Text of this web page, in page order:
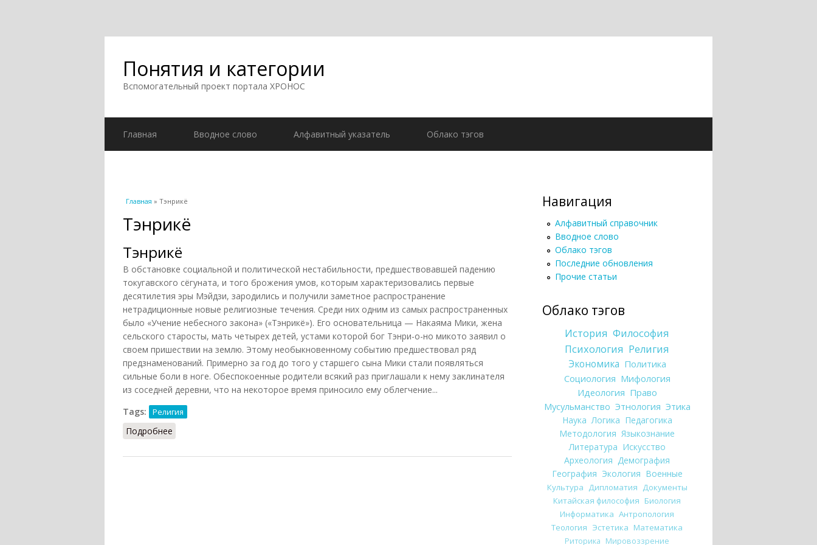
Понятия и категории
Вспомогательный проект портала ХРОНОС
Главная Вводное слово Алфавитный указатель Облако тэгов
Вы здесь
Главная » Тэнрикё
Тэнрикё
Тэнрикё
В обстановке социальной и политической нестабильности, предшествовавшей падению
токугавского сёгуната, и того брожения умов, которым характеризовались первые
десятилетия эры Мэйдзи, зародились и получили заметное распространение
нетрадиционные новые религиозные течения. Среди них одним из самых распространенных
было «Учение небесного закона» («Тэнрикё»). Его основательница — Накаяма Мики, жена
сельского старосты, мать четырех детей, устами которой бог Тэнри-о-но микото заявил о
своем пришествии на землю. Этому необыкновенному событию предшествовал ряд
предзнаменований. Примерно за год до того у старшего сына Мики стали появляться
сильные боли в ноге. Обеспокоенные родители всякий раз приглашали к нему заклинателя
из соседней деревни, что на некоторое время приносило ему облегчение...
Tags:
Религия
Подробнее
Навигация
Алфавитный справочник
Вводное слово
Облако тэгов
Последние обновления
Прочие статьи
Облако тэгов
История Философия
Психология Религия
Экономика Политика
Социология Мифология
Идеология Право
Мусульманство Этнология Этика
Наука Логика Педагогика
Методология Языкознание
Литература Искусство
Археология Демография
География Экология Военные
Культура Дипломатия Документы
Китайская философия Биология
Информатика Антропология
Теология Эстетика Математика
Риторика Мировоззрение